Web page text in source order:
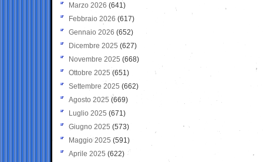
Marzo 2026 (641)
Febbraio 2026 (617)
Gennaio 2026 (652)
Dicembre 2025 (627)
Novembre 2025 (668)
Ottobre 2025 (651)
Settembre 2025 (662)
Agosto 2025 (669)
Luglio 2025 (671)
Giugno 2025 (573)
Maggio 2025 (591)
Aprile 2025 (622)